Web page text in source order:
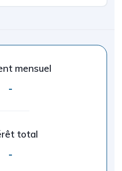
mensuel
-
total
-